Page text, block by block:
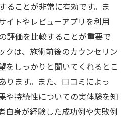
ることが非常に有効です。ま
イトやレビューアプリを利用
評価を比較することが重要で
クは、施術前後のカウンセリン
をしっかりと聞いてくれるとこ
ります。また、口コミによっ
や持続性についての実体験を知
自身が経験した成功例や失敗例